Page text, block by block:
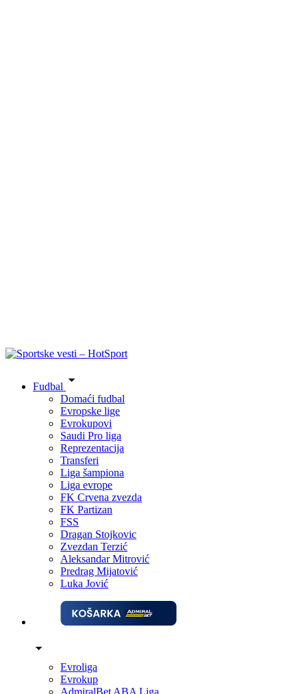
Fudbal
Domaći fudbal
Evropske lige
Evrokupovi
Saudi Pro liga
Reprezentacija
Transferi
Liga šampiona
Liga evrope
FK Crvena zvezda
FK Partizan
FSS
Dragan Stojkovic
Zvezdan Terzić
Aleksandar Mitrović
Predrag Mijatović
Luka Jović
Evroliga
Evrokup
AdmiralBet ABA Liga